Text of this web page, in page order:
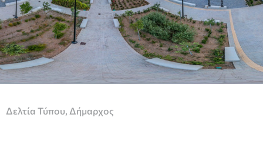
Δελτία Τύπου Δήμαρχος